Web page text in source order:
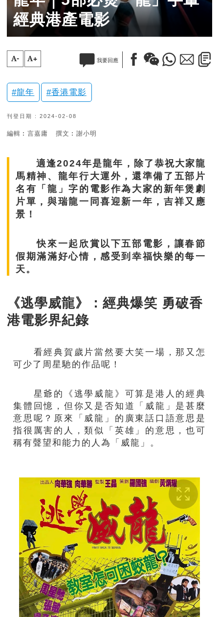
經典港產電影
A- A+ 我要回應
龍年 香港電影
刊登日期 : 2024-02-08
編輯︰言嘉庸 撰文︰謝小明
適逢2024年是龍年，除了恭祝大家龍
馬精神、龍年行大運外，還準備了五部片
名有「龍」字的電影作為大家的新年煲劇
片單，與瑞龍一同喜迎新一年，吉祥又應
景！
快來一起欣賞以下五部電影，讓春節
假期滿滿好心情，感受到幸福快樂的每一
天。
《逃學威龍》：經典爆笑 勇破香
港電影界紀錄
看經典賀歲片當然要大笑一場，那又怎
可少了周星馳的作品呢！
星爺的《逃學威龍》可算是港人的經典
集體回憶，但你又是否知道「威龍」是甚麼
意思呢？原來「威龍」的廣東話口語意思是
指很厲害的人，類似「英雄」的意思，也可
稱有聲望和能力的人為「威龍」。